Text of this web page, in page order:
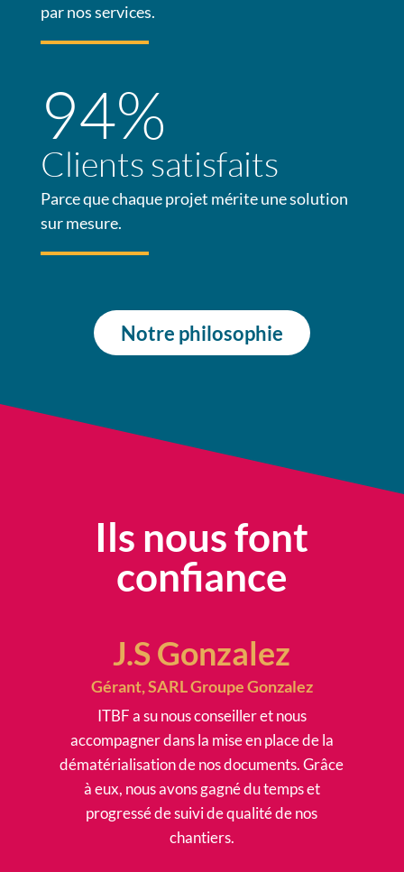
par nos services.
94%
Clients satisfaits
Parce que chaque projet mérite une solution
sur mesure.
Notre philosophie
Ils nous font
confiance
J.S Gonzalez
Gérant, SARL Groupe Gonzalez
ITBF a su nous conseiller et nous
accompagner dans la mise en place de la
dématérialisation de nos documents. Grâce
à eux, nous avons gagné du temps et
progressé de suivi de qualité de nos
chantiers.